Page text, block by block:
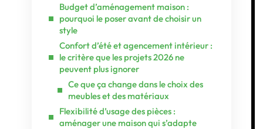
Budget d’aménagement maison :
pourquoi le poser avant de choisir un
style
Confort d’été et agencement intérieur :
le critère que les projets 2026 ne
peuvent plus ignorer
Ce que ça change dans le choix des
meubles et des matériaux
Flexibilité d’usage des pièces :
aménager une maison qui s’adapte